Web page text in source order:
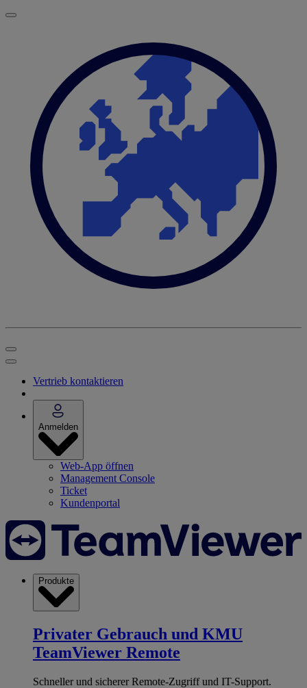
Vertrieb kontaktieren
Anmelden
Web-App öffnen
Management Console
Ticket
Kundenportal
Produkte
Privater Gebrauch und KMU
TeamViewer Remote
Schneller und sicherer Remote-Zugriff und IT-Support.